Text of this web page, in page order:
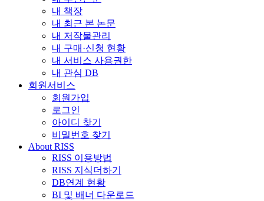
내 책장
내 최근 본 논문
내 저작물관리
내 구매·신청 현황
내 서비스 사용권한
내 관심 DB
회원서비스
회원가입
로그인
아이디 찾기
비밀번호 찾기
About RISS
RISS 이용방법
RISS 지식더하기
DB연계 현황
BI 및 배너 다운로드